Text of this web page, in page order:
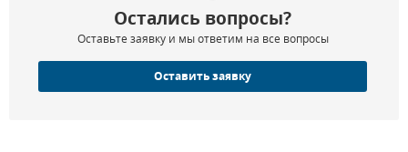
Остались вопросы?
Оставьте заявку и мы ответим на все вопросы
Оставить заявку